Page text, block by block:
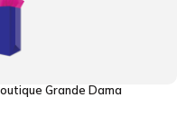
Grande Dama